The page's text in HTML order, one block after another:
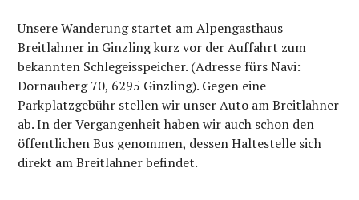
Unsere Wanderung startet am Alpengasthaus
Breitlahner in Ginzling kurz vor der Auffahrt zum
bekannten Schlegeisspeicher. (Adresse fürs Navi:
Dornauberg 70, 6295 Ginzling). Gegen eine
Parkplatzgebühr stellen wir unser Auto am Breitlahner
ab. In der Vergangenheit haben wir auch schon den
öffentlichen Bus genommen, dessen Haltestelle sich
direkt am Breitlahner befindet.